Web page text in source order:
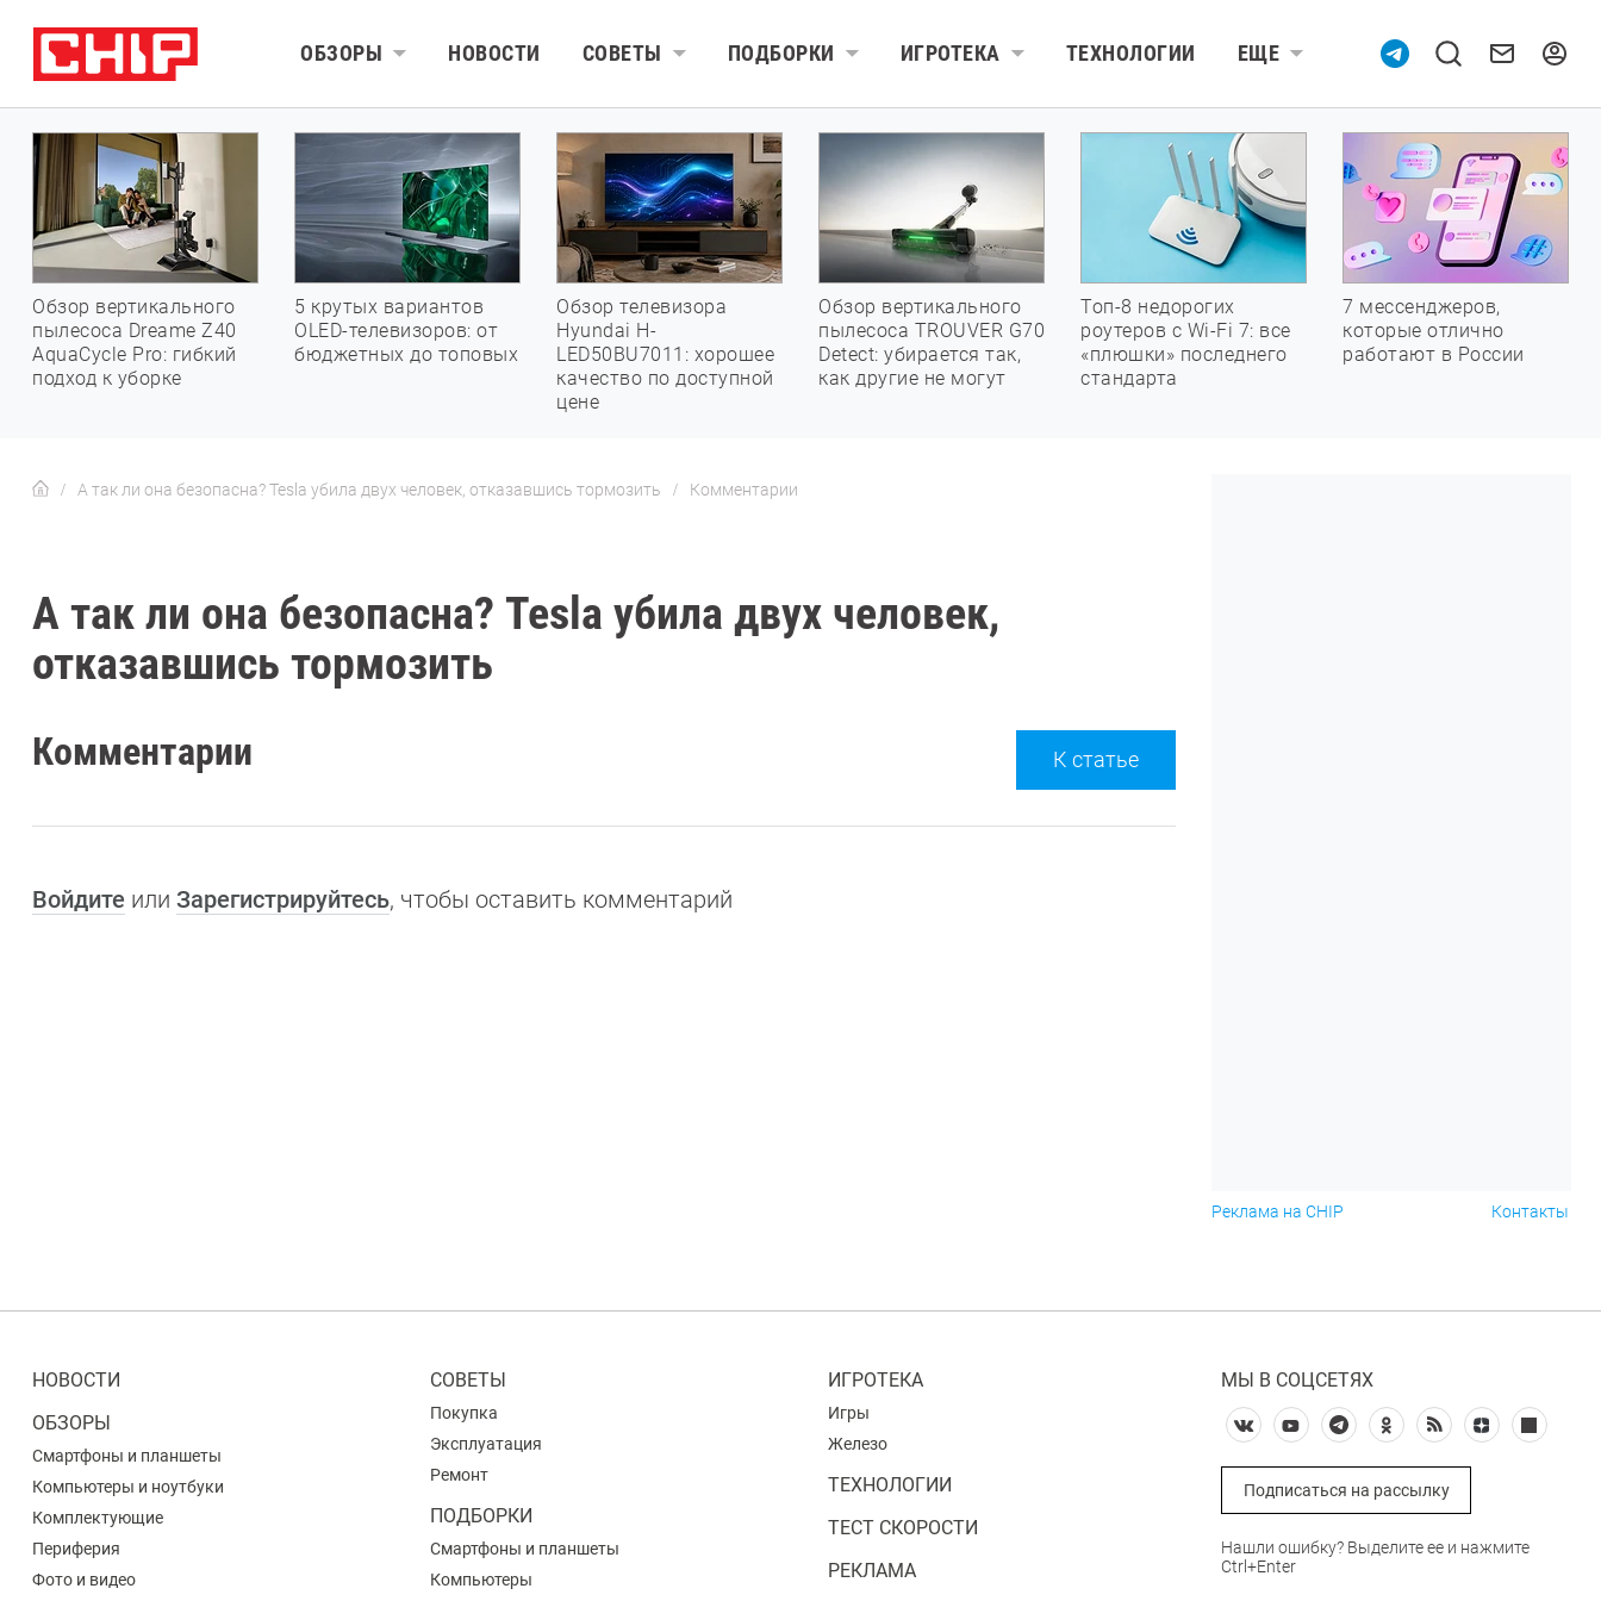
ОБЗОРЫ НОВОСТИ СОВЕТЫ ПОДБОРКИ ИГРОТЕКА ТЕХНОЛОГИИ ЕЩЕ
Обзор вертикального
пылесоса Dreame Z40
AquaCycle Pro: гибкий
подход к уборке
5 крутых вариантов
OLED-телевизоров: от
бюджетных до топовых
Обзор телевизора
Hyundai H-
LED50BU7011: хорошее
качество по доступной
цене
Обзор вертикального
пылесоса TROUVER G70
Detect: убирается так,
как другие не могут
Топ-8 недорогих
роутеров с Wi-Fi 7: все
«плюшки» последнего
стандарта
7 мессенджеров,
которые отлично
работают в России
А так ли она безопасна? Tesla убила двух человек, отказавшись тормозить Комментарии
А так ли она безопасна? Tesla убила двух человек,
отказавшись тормозить
Комментарии К статье
Войдите или Зарегистрируйтесь, чтобы оставить комментарий
Реклама на CHIP Контакты
НОВОСТИ
ОБЗОРЫ
Смартфоны и планшеты
Компьютеры и ноутбуки
Комплектующие
Периферия
Фото и видео
СОВЕТЫ
Покупка
Эксплуатация
Ремонт
ПОДБОРКИ
Смартфоны и планшеты
Компьютеры
ИГРОТЕКА
Игры
Железо
ТЕХНОЛОГИИ
ТЕСТ СКОРОСТИ
РЕКЛАМА
МЫ В СОЦСЕТЯХ
Подписаться на рассылку
Нашли ошибку? Выделите ее и нажмите
Ctrl+Enter